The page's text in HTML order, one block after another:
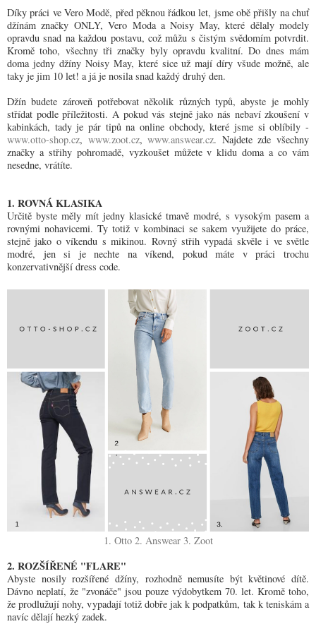
Díky práci ve Vero Modě, před pěknou řádkou let, jsme obě přišly na chuť
džínám značky ONLY, Vero Moda a Noisy May, které dělaly modely
opravdu snad na každou postavu, což můžu s čistým svědomím potvrdit.
Kromě toho, všechny tři značky byly opravdu kvalitní. Do dnes mám
doma jedny džíny Noisy May, které sice už mají díry všude možně, ale
taky je jim 10 let! a já je nosila snad každý druhý den.
Džín budete zároveň potřebovat několik různých typů, abyste je mohly
střídat podle příležitosti. A pokud vás stejně jako nás nebaví zkoušení v
kabinkách, tady je pár tipů na online obchody, které jsme si oblíbily -
www.otto-shop.cz, www.zoot.cz,www.answear.cz. Najdete zde všechny
značky a střihy pohromadě, vyzkoušet můžete v klidu doma a co vám
nesedne, vrátíte.
1. ROVNÁ KLASIKA
Určitě byste měly mít jedny klasické tmavě modré, s vysokým pasem a
rovnými nohavicemi. Ty totiž v kombinaci se sakem využijete do práce,
stejně jako o víkendu s mikinou. Rovný střih vypadá skvěle i ve světle
modré, jen si je nechte na víkend, pokud máte v práci trochu
konzervativnější dress code.
1. Otto 2. Answear 3. Zoot
2. ROZŠÍŘENÉ "FLARE"
Abyste nosily rozšířené džíny, rozhodně nemusíte být květinové dítě.
Dávno neplatí, že "zvonáče" jsou pouze výdobytkem 70. let. Kromě toho,
že prodlužují nohy, vypadají totiž dobře jak k podpatkům, tak k teniskám a
navíc dělají hezký zadek.